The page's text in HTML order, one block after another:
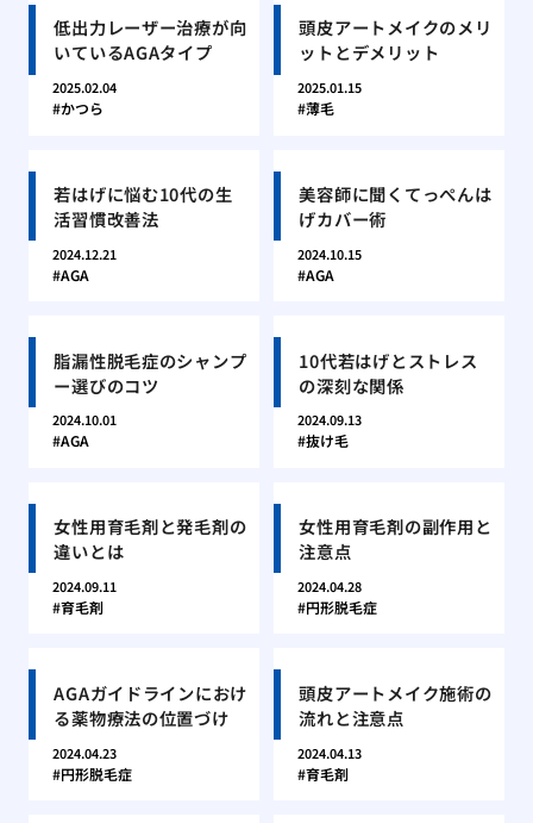
低出力レーザー治療が向
いているAGAタイプ
2025.02.04
かつら
頭皮アートメイクのメリ
ットとデメリット
2025.01.15
薄毛
若はげに悩む10代の生
活習慣改善法
2024.12.21
AGA
美容師に聞くてっぺんは
げカバー術
2024.10.15
AGA
脂漏性脱毛症のシャンプ
ー選びのコツ
2024.10.01
AGA
10代若はげとストレス
の深刻な関係
2024.09.13
抜け毛
女性用育毛剤と発毛剤の
違いとは
2024.09.11
育毛剤
女性用育毛剤の副作用と
注意点
2024.04.28
円形脱毛症
AGAガイドラインにおけ
る薬物療法の位置づけ
2024.04.23
円形脱毛症
頭皮アートメイク施術の
流れと注意点
2024.04.13
育毛剤